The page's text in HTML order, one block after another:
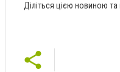
Діліться цією новиною та